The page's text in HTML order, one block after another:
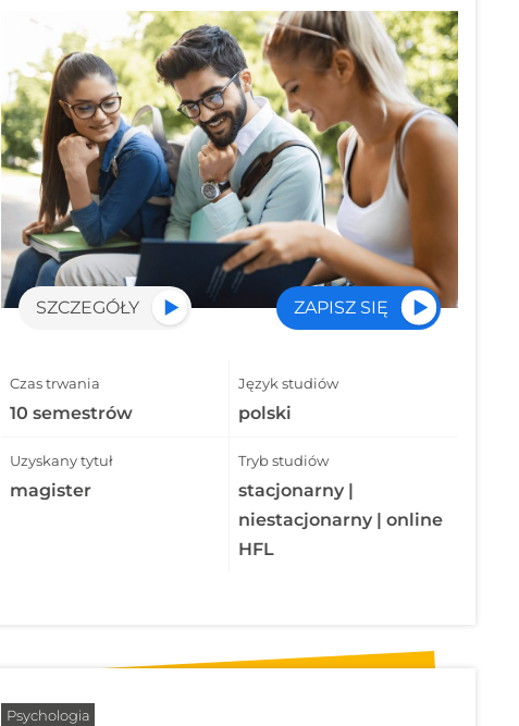
SZCZEGÓŁY ZAPISZ SIĘ
Czas trwania
10 semestrów
Język studiów
polski
Uzyskany tytuł
magister
Tryb studiów
stacjonarny |
niestacjonarny | online
HFL
Psychologia